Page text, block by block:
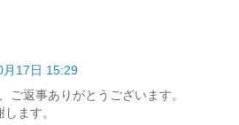
月17日 15:29
ご返事ありがとうございます。
ます。